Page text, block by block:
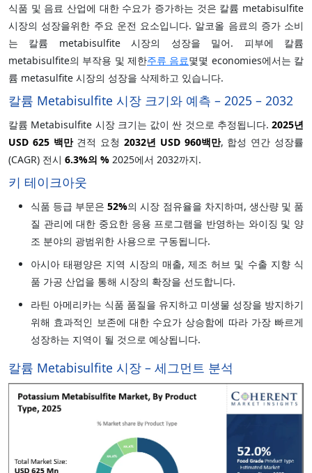
식품 및 음료 산업에 대한 수요가 증가하는 것은 칼륨 metabisulfite
시장의 성장을위한 주요 운전 요소입니다. 알코올 음료의 증가 소비
는 칼륨 metabisulfite 시장의 성장을 밀어. 피부에 칼륨
metabisulfite의 부작용 및 제한주류 음료몇몇 economies에서는 칼
륨 metasulfite 시장의 성장을 삭제하고 있습니다.
칼륨 Metabisulfite 시장 크기와 예측 – 2025 – 2032
칼륨 Metabisulfite 시장 크기는 값이 싼 것으로 추정됩니다. 2025년
USD 625 백만견적 요청2032년 USD 960백만, 합성 연간 성장률
(CAGR) 전시 6.3%의 % 2025에서 2032까지.
키 테이크아웃
식품 등급 부문은52%의 시장 점유율을 차지하며, 생산량 및 품
질 관리에 대한 중요한 응용 프로그램을 반영하는 와이징 및 양
조 분야의 광범위한 사용으로 구동됩니다.
아시아 태평양은 지역 시장의 매출, 제조 허브 및 수출 지향 식
품 가공 산업을 통해 시장의 확장을 선도합니다.
라틴 아메리카는 식품 품질을 유지하고 미생물 성장을 방지하기
위해 효과적인 보존에 대한 수요가 상승함에 따라 가장 빠르게
성장하는 지역이 될 것으로 예상됩니다.
칼륨 Metabisulfite 시장 – 세그먼트 분석